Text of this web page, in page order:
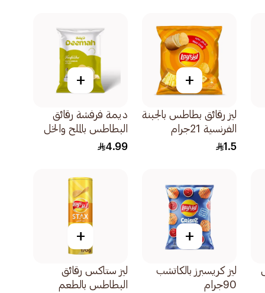
+
ليز رقائق بطاطس بالجبنة
الفرنسية 21جرام
1.5
+
ديمة فرفشة رقائق
البطاطس بالملح والخل
75جرام
4.99
+
ليز كريسبرز بالكاتشب
90جرام
+
ليز ستاكس رقائق
البطاطس بالطعم